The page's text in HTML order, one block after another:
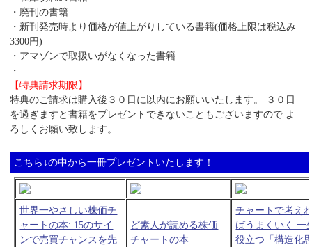
・廃刊の書籍
・新刊発売時より価格が値上がりしている書籍(価格上限は税込み
3300円)
・アマゾンで取扱いがなくなった書籍
・
【特典請求期限】
特典のご請求は購入後３０日に以内にお願いいたします。 ３０日
を過ぎますと書籍をプレゼントできないこともございますので よ
ろしくお願い致します。
こちら↓の中から一冊プレゼントいたします！
世界一やさしい株価チ
ャートの本: 15のサイ
ンで売買チャンスを先
ど素人が読める株価
チャートの本
チャートで考え
ばうまくいく 一
役立つ「構造化